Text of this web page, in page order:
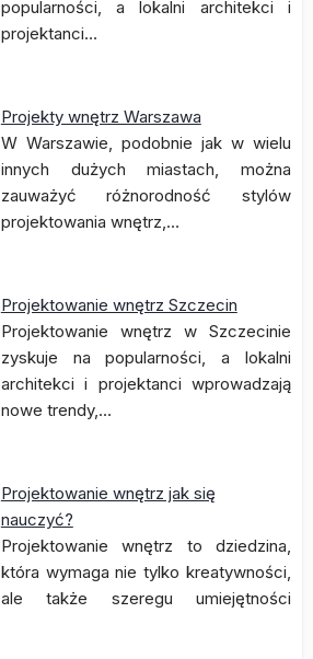
popularności, a lokalni architekci i
projektanci…
Projekty wnętrz Warszawa
W Warszawie, podobnie jak w wielu
innych dużych miastach, można
zauważyć różnorodność stylów
projektowania wnętrz,…
Projektowanie wnętrz Szczecin
Projektowanie wnętrz w Szczecinie
zyskuje na popularności, a lokalni
architekci i projektanci wprowadzają
nowe trendy,…
Projektowanie wnętrz jak się
nauczyć?
Projektowanie wnętrz to dziedzina,
która wymaga nie tylko kreatywności,
ale także szeregu umiejętności